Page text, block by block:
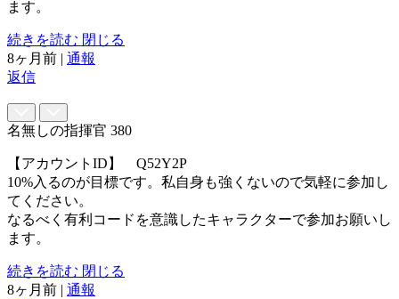
ます。
続きを読む 閉じる
8ヶ月前 | 通報
返信
名無しの指揮官 380
【アカウントID】 Q52Y2P
10%入るのが目標です。私自身も強くないので気軽に参加し
てください。
なるべく有利コードを意識したキャラクターで参加お願いし
ます。
続きを読む 閉じる
8ヶ月前 | 通報